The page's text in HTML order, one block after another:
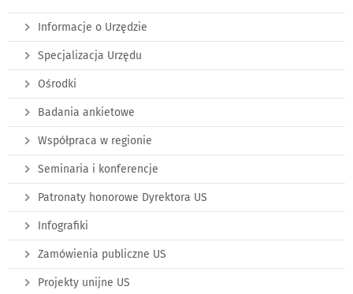
Informacje o Urzędzie
Specjalizacja Urzędu
Ośrodki
Badania ankietowe
Współpraca w regionie
Seminaria i konferencje
Patronaty honorowe Dyrektora US
Infografiki
Zamówienia publiczne US
Projekty unijne US